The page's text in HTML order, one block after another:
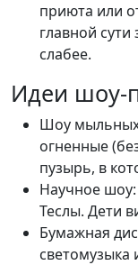
приюта или
главной
слабее.
Идеи шоу-
Шоу мыльных
огненные
пузырь, в
Научное шоу:
Теслы. Дети
Бумажная
светомузыка